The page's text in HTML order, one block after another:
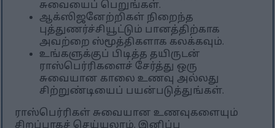
சுவையைப் பெறுங்கள்.
ஆக்ஸிஜனேற்றிகள் நிறைந்த
புத்துணர்ச்சியூட்டும் பானத்திற்காக
அவற்றை ஸ்மூத்திகளாக கலக்கவும்.
உங்களுக்குப் பிடித்த தயிருடன்
ராஸ்பெர்ரிகளைச் சேர்த்து ஒரு
சுவையான காலை உணவு அல்லது
சிற்றுண்டியைப் பயன்படுத்துங்கள்.
ராஸ்பெர்ரிகள் சுவையான உணவுகளையும்